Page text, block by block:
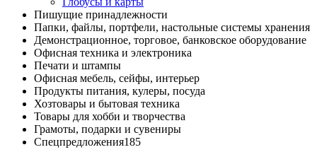
Пишущие принадлежности
Папки, файлы, портфели, настольные системы хранения
Демонстрационное, торговое, банковское оборудование
Офисная техника и электроника
Печати и штампы
Офисная мебель, сейфы, интерьер
Продукты питания, кулеры, посуда
Хозтовары и бытовая техника
Товары для хобби и творчества
Грамоты, подарки и сувениры
Спецпредложения185